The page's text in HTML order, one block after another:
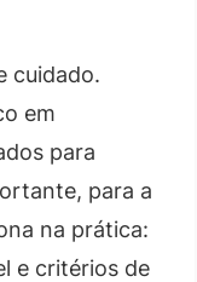
cuidado.
em
para
para a
na prática:
e critérios de